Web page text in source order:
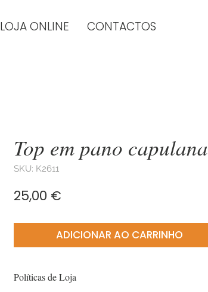
LOJA ONLINE CONTACTOS
Top em pano capulana
SKU: K2611
25,00 €
ADICIONAR AO CARRINHO
Políticas de Loja